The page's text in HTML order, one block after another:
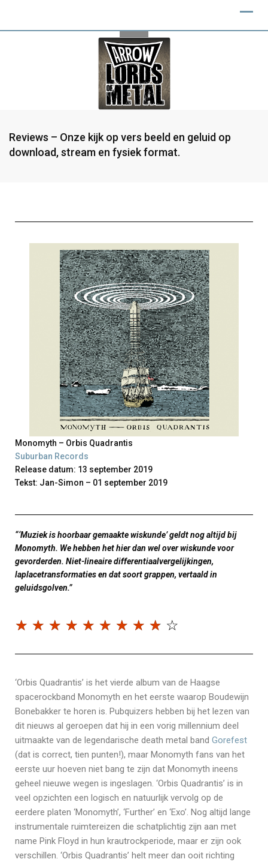
Reviews – Onze kijk op vers beeld en geluid op
download, stream en fysiek format.
Monomyth – Orbis Quadrantis
Suburban Records
Release datum: 13 september 2019
Tekst: Jan-Simon – 01 september 2019
“‘Muziek is hoorbaar gemaakte wiskunde’ geldt nog altijd bij
Monomyth. We hebben het hier dan wel over wiskunde voor
gevorderden. Niet-lineaire differentiaalvergelijkingen,
laplacetransformaties en dat soort grappen, vertaald in
geluidsgolven.”
☆ ☆ ☆ ☆ ☆ ☆ ☆ ☆ ☆ ☆
‘Orbis Quadrantis’ is het vierde album van de Haagse
spacerockband Monomyth en het eerste waarop Boudewijn
Bonebakker te horen is. Pubquizers hebben bij het lezen van
dit nieuws al geroepen dat hij in een vorig millennium deel
uitmaakte van de legendarische death metal band Gorefest
(dat is correct, tien punten!), maar Monomyth fans van het
eerste uur hoeven niet bang te zijn dat Monomyth ineens
geheel nieuwe wegen is ingeslagen. ‘Orbis Quadrantis’ is in
veel opzichten een logisch en natuurlijk vervolg op de
eerdere platen ‘Monomyth’, ‘Further’ en ‘Exo’. Nog altijd lange
instrumentale ruimtereizen die schatplichtig zijn aan met
name Pink Floyd in hun krautrockperiode, maar er zijn ook
verschillen. ‘Orbis Quadrantis’ helt meer dan ooit richting